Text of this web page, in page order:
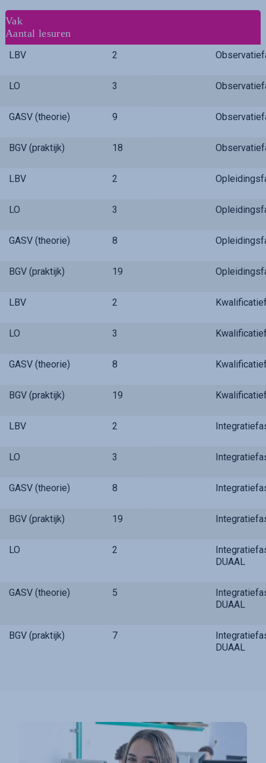
Vak
Aantal lesuren
LBV 2
LO 3
GASV (theorie) 9
BGV (praktijk) 18
LBV 2
LO 3
GASV (theorie) 8
BGV (praktijk) 19
LBV 2
LO 3
GASV (theorie) 8
BGV (praktijk) 19
LBV 2
LO 3
GASV (theorie) 8
BGV (praktijk) 19
LO 2
DUAAL
GASV (theorie) 5
DUAAL
BGV (praktijk) 7
DUAAL